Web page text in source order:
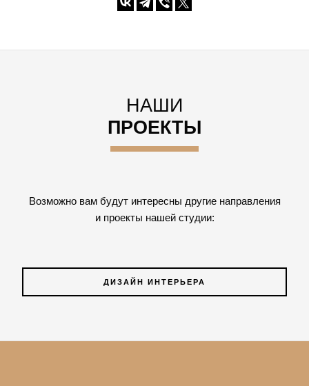
НАШИ
ПРОЕКТЫ
Возможно вам будут интересны другие направления
и проекты нашей студии:
ДИЗАЙН ИНТЕРЬЕРА